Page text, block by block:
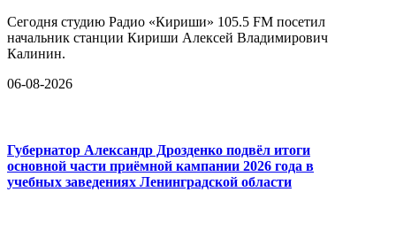
Сегодня студию Радио «Кириши» 105.5 FM посетил
начальник станции Кириши Алексей Владимирович
Калинин.
06-08-2026
Губернатор Александр Дрозденко подвёл итоги
основной части приёмной кампании 2026 года в
учебных заведениях Ленинградской области